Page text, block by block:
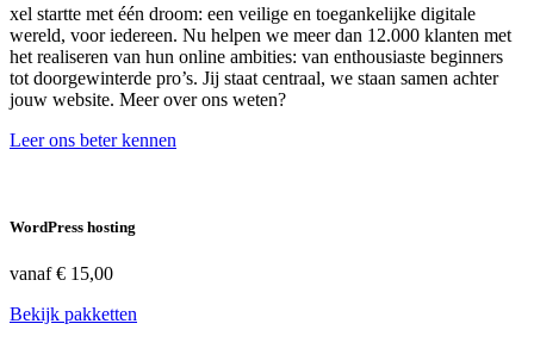
xel startte met één droom: een veilige en toegankelijke digitale
wereld, voor iedereen. Nu helpen we meer dan 12.000 klanten met
het realiseren van hun online ambities: van enthousiaste beginners
tot doorgewinterde pro’s. Jij staat centraal, we staan samen achter
jouw website. Meer over ons weten?
Leer ons beter kennen
WordPress hosting
vanaf€ 15,00
Bekijk pakketten